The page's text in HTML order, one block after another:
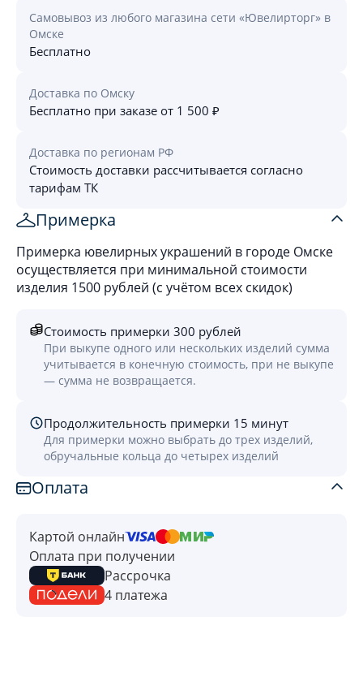
Самовывоз из любого магазина сети «Ювелирторг» в
Омске
Бесплатно
Доставка по Омску
Бесплатно при заказе от 1 500 ₽
Доставка по регионам РФ
Стоимость доставки рассчитывается согласно
тарифам ТК
Примерка
Примерка ювелирных украшений в городе Омске
осуществляется при минимальной стоимости
изделия 1500 рублей (с учётом всех скидок)
Стоимость примерки 300 рублей
При выкупе одного или нескольких изделий сумма
учитывается в конечную стоимость, при не выкупе
— сумма не возвращается.
Продолжительность примерки 15 минут
Для примерки можно выбрать до трех изделий,
обручальные кольца до четырех изделий
Оплата
Картой онлайн
Оплата при получении
Рассрочка
4 платежа